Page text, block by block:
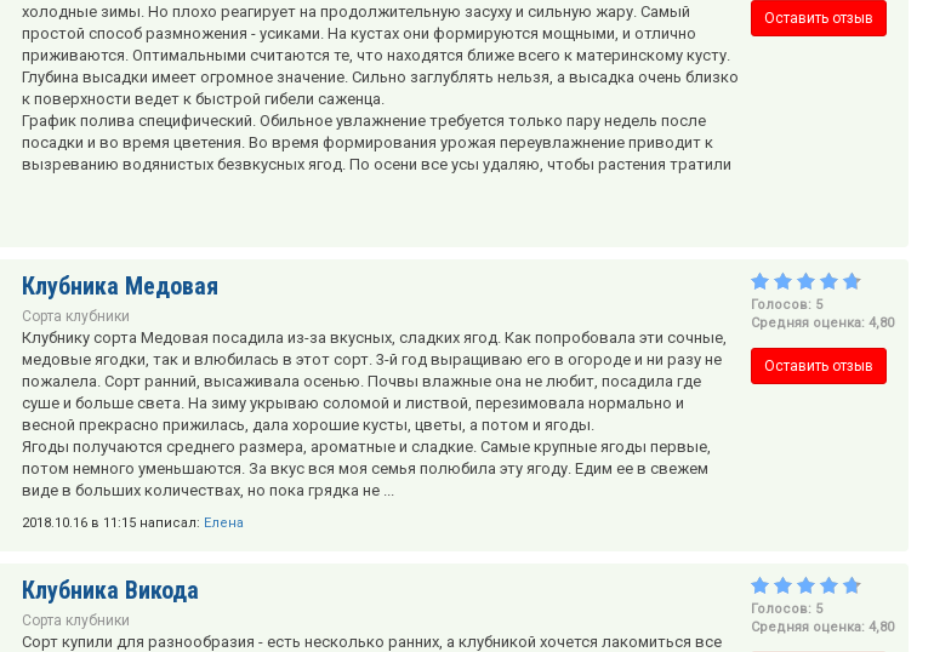
холодные зимы. Но плохо реагирует на продолжительную засуху и сильную жару. Самый
простой способ размножения - усиками. На кустах они формируются мощными, и отлично
приживаются. Оптимальными считаются те, что находятся ближе всего к материнскому кусту.
Глубина высадки имеет огромное значение. Сильно заглублять нельзя, а высадка очень близко
к поверхности ведет к быстрой гибели саженца.
График полива специфический. Обильное увлажнение требуется только пару недель после
посадки и во время цветения. Во время формирования урожая переувлажнение приводит к
вызреванию водянистых безвкусных ягод. По осени все усы удаляю, чтобы растения тратили
Оставить отзыв
Клубника Медовая
Сорта клубники
Клубнику сорта Медовая посадила из-за вкусных, сладких ягод. Как попробовала эти сочные,
медовые ягодки, так и влюбилась в этот сорт. 3-й год выращиваю его в огороде и ни разу не
пожалела. Сорт ранний, высаживала осенью. Почвы влажные она не любит, посадила где
суше и больше света. На зиму укрываю соломой и листвой, перезимовала нормально и
весной прекрасно прижилась, дала хорошие кусты, цветы, а потом и ягоды.
Ягоды получаются среднего размера, ароматные и сладкие. Самые крупные ягоды первые,
потом немного уменьшаются. За вкус вся моя семья полюбила эту ягоду. Едим ее в свежем
виде в больших количествах, но пока грядка не ...
2018.10.16 в 11:15 написал: Елена
Голосов: 5
Средняя оценка: 4,80
Оставить отзыв
Клубника Викода
Сорта клубники
Сорт купили для разнообразия - есть несколько ранних, а клубникой хочется лакомиться все
Голосов: 5
Средняя оценка: 4,80